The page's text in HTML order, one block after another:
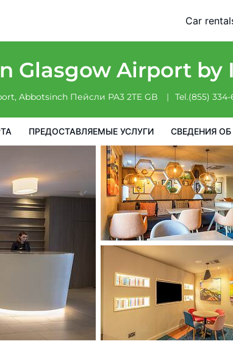
Car
Glasgow Airport by
Abbotsinch Пейсли PA3 2TE GB Tel.(855)
ПРЕДОСТАВЛЯЕМЫЕ УСЛУГИ СВЕДЕНИЯ ОБ
Порядок